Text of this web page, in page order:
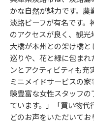
かな自然が魅力です。
淡路ビーフが有名です。
のアクセスが良く、観
大橋が本州との架け橋
巡りや、花と緑に包ま
ンとアクティビティも充
ミニメイドサービスの
験豊富な女性スタッフ
ています。」「買い物
どのお声をいただいてお